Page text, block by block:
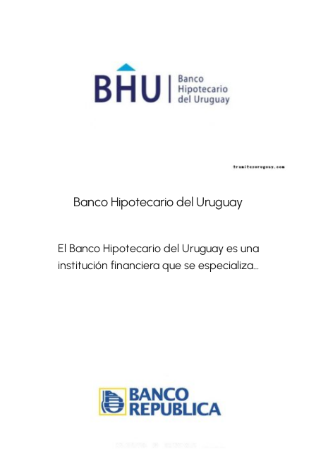
Banco Hipotecario del Uruguay
El Banco Hipotecario del Uruguay es una
institución financiera que se especializa…